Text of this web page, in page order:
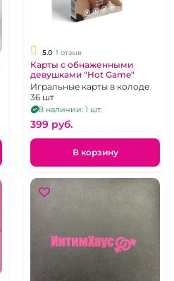
5.0 1 отзыв
Карты с обнаженными
девушками "Hot Game"
Игральные карты в колоде
36 шт
В наличии: 1 шт.
399 pуб.
В корзину